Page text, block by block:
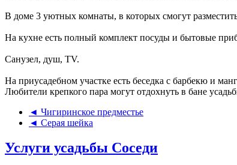
В доме 3 уютных комнаты, в которых смогут
На кухне есть полный комплект посуды и бытовые
Санузел, душ, TV.
На приусадебном участке есть беседка с барбекю и
Любители крепкого пара могут отдохнуть в бане
◄ Чигиринское предместье
◄ Серая шейка
Услуги усадьбы Соседи